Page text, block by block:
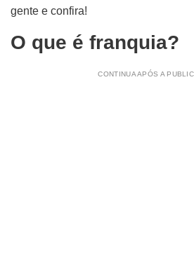
gente e confira!
O que é franquia?
CONTINUA APÓS A